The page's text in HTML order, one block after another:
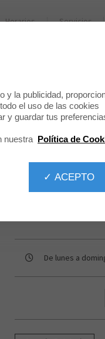
Horarios Servicios
Mira
De lunes a
y la publicidad,
el uso de las cookies
y guardar tus
nuestra Política de
✓ ACEPTO